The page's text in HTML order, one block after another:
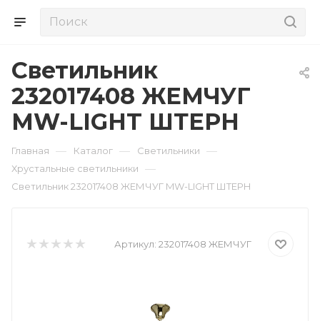
Светильник
232017408 ЖЕМЧУГ
MW-LIGHT ШТЕРН
Главная — Каталог — Светильники —
Хрустальные светильники —
Светильник 232017408 ЖЕМЧУГ MW-LIGHT ШТЕРН
Артикул: 232017408 ЖЕМЧУГ